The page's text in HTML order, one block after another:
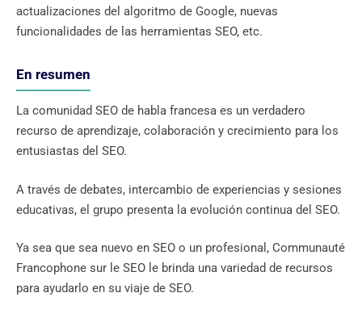
actualizaciones del algoritmo de Google, nuevas
funcionalidades de las herramientas SEO, etc.
En resumen
La comunidad SEO de habla francesa es un verdadero
recurso de aprendizaje, colaboración y crecimiento para los
entusiastas del SEO.
A través de debates, intercambio de experiencias y sesiones
educativas, el grupo presenta la evolución continua del SEO.
Ya sea que sea nuevo en SEO o un profesional, Communauté
Francophone sur le SEO le brinda una variedad de recursos
para ayudarlo en su viaje de SEO.